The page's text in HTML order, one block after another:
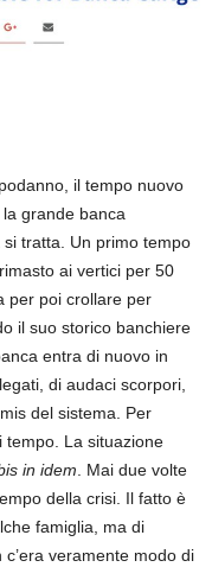
il tempo nuovo
grande banca
tratta. Un primo tempo
ai vertici per 50
per poi crollare per
il suo storico banchiere
entra di nuovo in
di audaci scorpori,
del sistema. Per
tempo. La situazione
in idem . Mai due volte
della crisi. Il fatto è
famiglia, ma di
veramente modo di